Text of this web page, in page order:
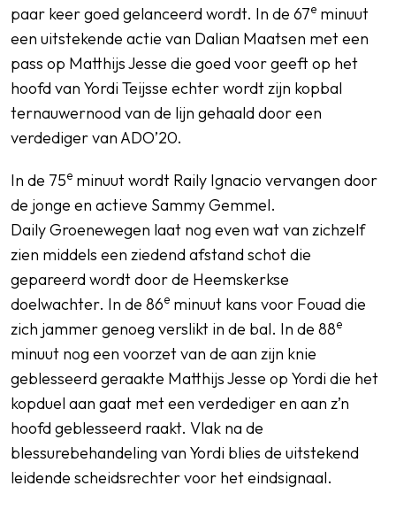
paar keer goed gelanceerd wordt. In de 67e minuut
een uitstekende actie van Dalian Maatsen met een
pass op Matthijs Jesse die goed voor geeft op het
hoofd van Yordi Teijsse echter wordt zijn kopbal
ternauwernood van de lijn gehaald door een
verdediger van ADO’20.
In de 75e minuut wordt Raily Ignacio vervangen door
de jonge en actieve Sammy Gemmel.
Daily Groenewegen laat nog even wat van zichzelf
zien middels een ziedend afstand schot die
gepareerd wordt door de Heemskerkse
doelwachter. In de 86e minuut kans voor Fouad die
zich jammer genoeg verslikt in de bal. In de 88e
minuut nog een voorzet van de aan zijn knie
geblesseerd geraakte Matthijs Jesse op Yordi die het
kopduel aan gaat met een verdediger en aan z’n
hoofd geblesseerd raakt. Vlak na de
blessurebehandeling van Yordi blies de uitstekend
leidende scheidsrechter voor het eindsignaal.